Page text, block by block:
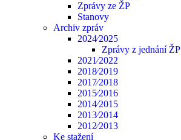
Zprávy ze ŽP
Stanovy
Archiv zpráv
2024⁄2025
Zprávy z jednání ŽP
2021⁄2022
2018⁄2019
2017⁄2018
2015⁄2016
2014⁄2015
2013⁄2014
2012⁄2013
Ke stažení